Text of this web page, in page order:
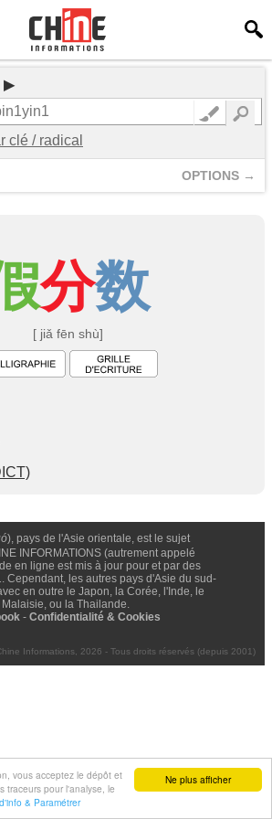
Ne plus afficher
vous acceptez le dépôt et
traceurs pour l'analyse, le
& Paramétrer
▶
clé / radical
OPTIONS →
分数
[ jiǎ fēn shù]
), pays de l'Asie orientale, est le sujet
INFORMATIONS (autrement appelé
en ligne est mis à jour pour et par des
Cependant, les autres pays d'Asie du sud-
en outre le Japon, la Corée, l'Inde, le
ou la Thailande.
- Confidentialité & Cookies
Informations, 2026 - Tous droits réservés (depuis 2001)